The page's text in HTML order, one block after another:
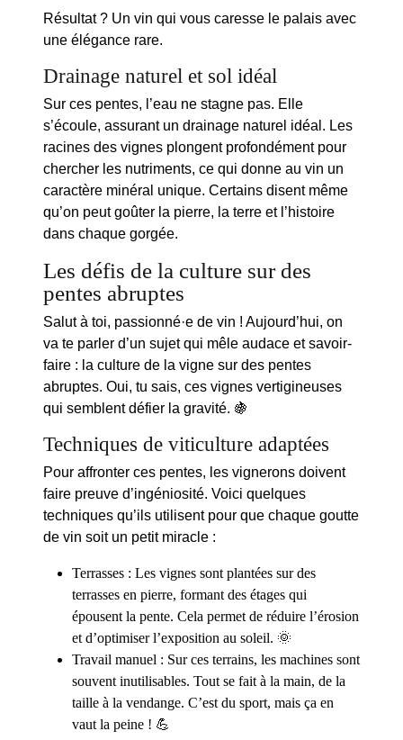
Résultat ? Un vin qui vous caresse le palais avec
une élégance rare.
Drainage naturel et sol idéal
Sur ces pentes, l’eau ne stagne pas. Elle
s’écoule, assurant un drainage naturel idéal. Les
racines des vignes plongent profondément pour
chercher les nutriments, ce qui donne au vin un
caractère minéral unique. Certains disent même
qu’on peut goûter la pierre, la terre et l’histoire
dans chaque gorgée.
Les défis de la culture sur des
pentes abruptes
Salut à toi, passionné·e de vin ! Aujourd’hui, on
va te parler d’un sujet qui mêle audace et savoir-
faire : la culture de la vigne sur des pentes
abruptes. Oui, tu sais, ces vignes vertigineuses
qui semblent défier la gravité. 🍇
Techniques de viticulture adaptées
Pour affronter ces pentes, les vignerons doivent
faire preuve d’ingéniosité. Voici quelques
techniques qu’ils utilisent pour que chaque goutte
de vin soit un petit miracle :
Terrasses : Les vignes sont plantées sur des
terrasses en pierre, formant des étages qui
épousent la pente. Cela permet de réduire l’érosion
et d’optimiser l’exposition au soleil. 🌞
Travail manuel : Sur ces terrains, les machines sont
souvent inutilisables. Tout se fait à la main, de la
taille à la vendange. C’est du sport, mais ça en
vaut la peine ! 💪